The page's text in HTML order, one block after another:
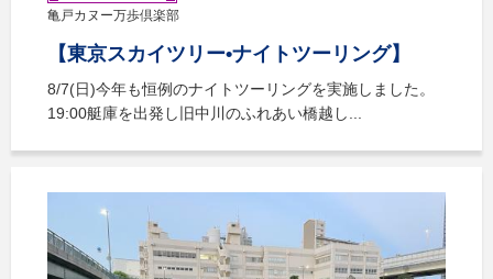
亀戸カヌー万歩倶楽部
【東京スカイツリー•ナイトツーリング】
8/7(日)今年も恒例のナイトツーリングを実施しました。
19:00艇庫を出発し旧中川のふれあい橋越し...